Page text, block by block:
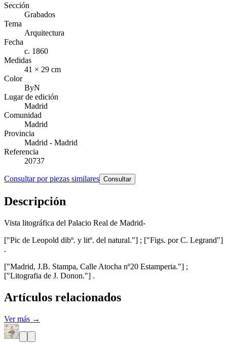
Sección
Grabados
Tema
Arquitectura
Fecha
c. 1860
Medidas
41 × 29 cm
Color
ByN
Lugar de edición
Madrid
Comunidad
Madrid
Provincia
Madrid - Madrid
Referencia
20737
Consultar por piezas similares Consultar
Descripción
Vista litográfica del Palacio Real de Madrid-
["Pic de Leopold dibº. y litº. del natural."] ; ["Figs. por C. Legrand"]
.
["Madrid, J.B. Stampa, Calle Atocha nº20 Estamperia."] ;
["Litografia de J. Donon."] .
Artículos relacionados
Ver más →